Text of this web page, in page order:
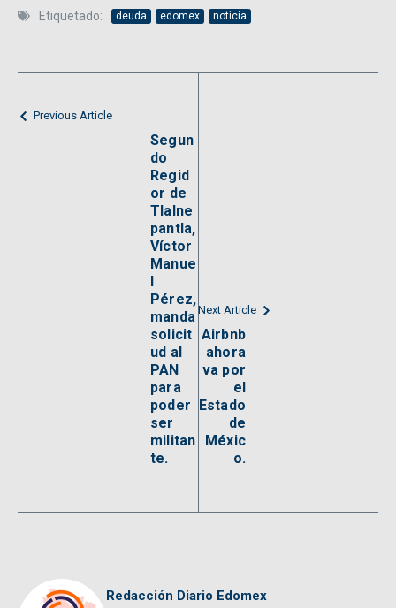
Etiquetado: deuda edomex noticia
Previous Article
Segun
do
Regid
or de
Tlalne
pantla,
Víctor
Manue
Pérez,
manda
solicit
ud al
PAN
para
poder
ser
militan
te.
Next Article
Airbnb
ahora
va por
el
Estado
de
Méxic
o.
Redacción Diario Edomex